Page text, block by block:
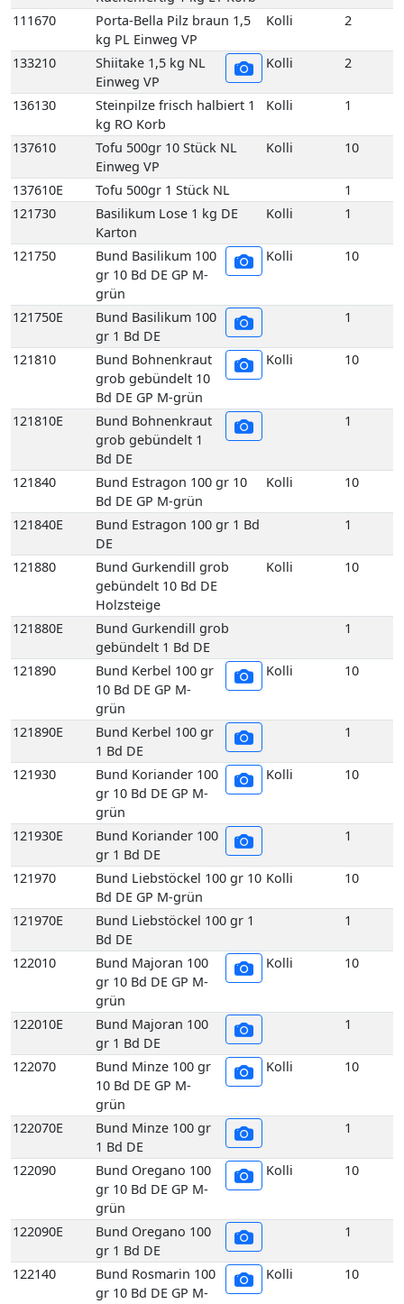
137610
Tofu 500gr 10 Stück NL
Einweg VP
Kolli 10
137610E Tofu 500gr 1 Stück NL
1
121730
Basilikum Lose 1 kg DE
Karton
Kolli 1
121750
Bund Basilikum 100
gr 10 Bd DE GP M-
grün
Kolli 10
121750E
Bund Basilikum 100
gr 1 Bd DE
1
121810
Bund Bohnenkraut
grob gebündelt 10
Bd DE GP M-grün
Kolli 10
Bund Bohnenkraut
grob gebündelt 1
Bd DE
Bund Estragon 100 gr 10
Bd DE GP M-grün
Bund Estragon 100 gr 1 Bd
DE
121880
Bund Gurkendill grob
gebündelt 10 Bd DE
Holzsteige
10
121880E
Bund Gurkendill grob
gebündelt 1 Bd DE
1
121890
Bund Kerbel 100 gr
10 Bd DE GP M-
grün
10
Bund Kerbel 100 gr
1 Bd DE
121930
Bund Koriander 100
gr 10 Bd DE GP M-
grün
10
Bund Koriander 100
gr 1 Bd DE
121970
Bund Liebstöckel 100 gr 10
Bd DE GP M-grün
10
121970E
Bund Liebstöckel 100 gr 1
Bd DE
1
122010
Bund Majoran 100
gr 10 Bd DE GP M-
grün
Kolli 10
122010E
Bund Majoran 100
gr 1 Bd DE
1
122070
Bund Minze 100 gr
10 Bd DE GP M-
grün
10
Bund Minze 100 gr
1 Bd DE
122090
Bund Oregano 100
gr 10 Bd DE GP M-
grün
10
Bund Oregano 100
gr 1 Bd DE
122140
Bund Rosmarin 100
gr 10 Bd DE GP M-
grün
10
Bund Rosmarin 100
gr 1 Bd DE
122180
Bund Salbei 100 gr
10 Bd DE GP M-
grün
10
Bund Salbei 100 gr